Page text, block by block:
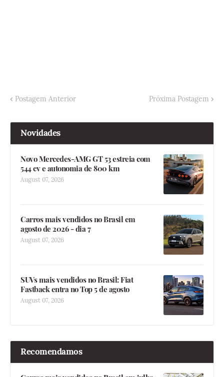
Postagem Anterior Próxima Postagem
Novidades
Novo Mercedes-AMG GT 53 estreia com
544 cv e autonomia de 800 km
August 07, 2026
Carros mais vendidos no Brasil em
agosto de 2026 - dia 7
August 07, 2026
SUVs mais vendidos no Brasil: Fiat
Fastback entra no Top 5 de agosto
August 07, 2026
Recomendamos